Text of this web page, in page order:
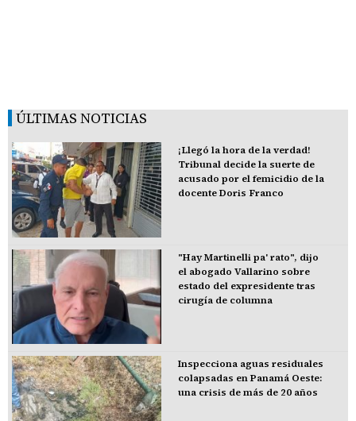
ÚLTIMAS NOTICIAS
¡Llegó la hora de la verdad!
Tribunal decide la suerte de
acusado por el femicidio de la
docente Doris Franco
"Hay Martinelli pa' rato", dijo
el abogado Vallarino sobre
estado del expresidente tras
cirugía de columna
Inspecciona aguas residuales
colapsadas en Panamá Oeste:
una crisis de más de 20 años